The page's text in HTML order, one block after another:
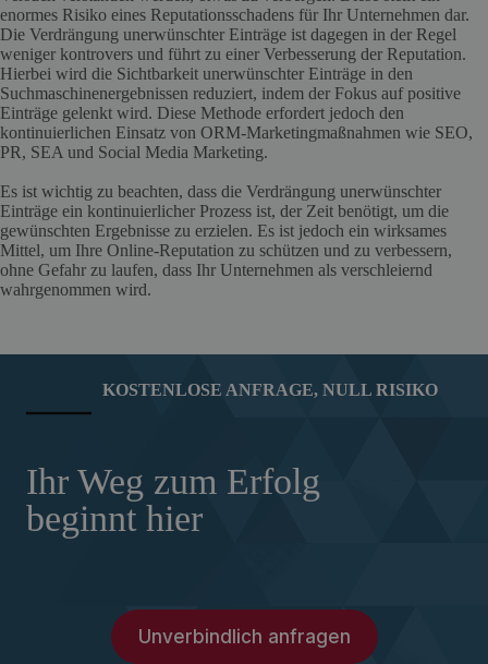
enormes Risiko eines Reputationsschadens für Ihr Unternehmen dar.
Die Verdrängung unerwünschter Einträge ist dagegen in der Regel
weniger kontrovers und führt zu einer Verbesserung der Reputation.
Hierbei wird die Sichtbarkeit unerwünschter Einträge in den
Suchmaschinenergebnissen reduziert, indem der Fokus auf positive
Einträge gelenkt wird. Diese Methode erfordert jedoch den
kontinuierlichen Einsatz von ORM-Marketingmaßnahmen wie SEO,
PR, SEA und Social Media Marketing.
Es ist wichtig zu beachten, dass die Verdrängung unerwünschter
Einträge ein kontinuierlicher Prozess ist, der Zeit benötigt, um die
gewünschten Ergebnisse zu erzielen. Es ist jedoch ein wirksames
Mittel, um Ihre Online-Reputation zu schützen und zu verbessern,
ohne Gefahr zu laufen, dass Ihr Unternehmen als verschleiernd
wahrgenommen wird.
KOSTENLOSE ANFRAGE, NULL RISIKO
Ihr Weg zum Erfolg
beginnt hier
Unverbindlich anfragen